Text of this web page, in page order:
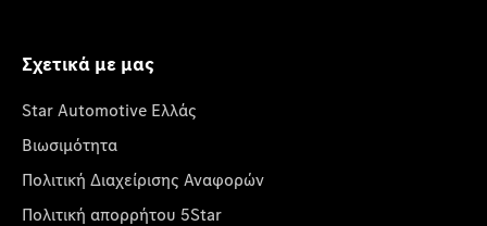
Σχετικά με μας
Star Automotive Ελλάς
Βιωσιμότητα
Πολιτική Διαχείρισης Αναφορών
Πολιτική απορρήτου 5Star